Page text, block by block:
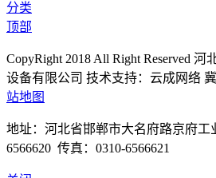
分类
顶部
CopyRight 2018 All Right Reserved
设备有限公司 技术支持：云成网络 冀
站地图
地址：河北省邯郸市大名府路京府工
6566620 传真：0310-6566621